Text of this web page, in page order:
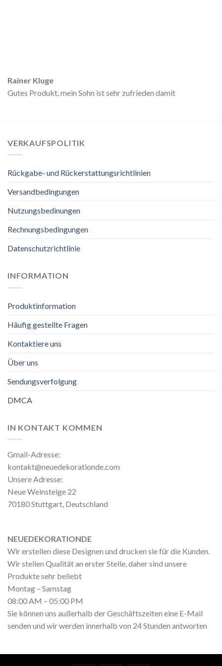
Rainer Kluge
Gutes Produkt, mein Sohn ist sehr zufrieden damit
VERKAUFSPOLITIK
Rückgabe- und Rückerstattungsrichtlinien
Versandbedingungen
Nutzungsbedinungen
Rechnungsbedingungen
Datenschutzrichtlinie
INFORMATION
Produktinformation
Häufig gestellte Fragen
Kontaktiere uns
Über uns
Sendungsverfolgung
DMCA
IN KONTAKT KOMMEN
Gmail-Adresse:
kontakt@neuedekorationde.com
Unsere Adresse:
Neue Weinsteige 22
70180 Stuttgart, Deutschland
NEUEDEKORATIONDE
Wir erstellen diese Designen und drucken sie für die Kunden.
Wir stellen Qualität an erster Stelle, daher sind unsere
Produkte sehr beliebt
Montag – Samstag
08:00 AM – 05:00 PM
Sie können uns außerhalb der Geschäftszeiten eine E-Mail
senden und wir werden innerhalb von 24 Stunden antworten